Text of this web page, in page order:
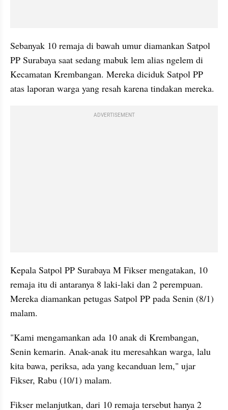
Sebanyak 10 remaja di bawah umur diamankan Satpol
PP Surabaya saat sedang mabuk lem alias ngelem di
Kecamatan Krembangan. Mereka diciduk Satpol PP
atas laporan warga yang resah karena tindakan mereka.
ADVERTISEMENT
Kepala Satpol PP Surabaya M Fikser mengatakan, 10
remaja itu di antaranya 8 laki-laki dan 2 perempuan.
Mereka diamankan petugas Satpol PP pada Senin (8/1)
malam.
"Kami mengamankan ada 10 anak di Krembangan,
Senin kemarin. Anak-anak itu meresahkan warga, lalu
kita bawa, periksa, ada yang kecanduan lem," ujar
Fikser, Rabu (10/1) malam.
Fikser melanjutkan, dari 10 remaja tersebut hanya 2